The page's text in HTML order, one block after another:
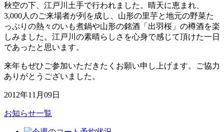
秋空の下、江戸川土手で行われました。晴天に恵まれ、
3,000人のご来場者が列を成し、山形の里芋と地元の野菜た
っぷりの熱々のいも煮鍋や山形の銘酒「出羽桜」の樽酒を楽
しみました。江戸川の素晴らしさを心身で感じて頂けた一日
であったと思います。
来年もぜひご参加いただきたくお願い申し上げます。ご協力
ありがとうございました。
2012年11月09日
お知らせ一覧